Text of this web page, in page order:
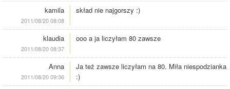
kamila
2011/08/20 08:08
skład nie najgorszy :)
klaudia
2011/08/20 08:37
ooo a ja liczyłam 80 zawsze
Anna
2011/08/20 09:36
Ja też zawsze liczyłam na 80. Miła niespodzianka
:)